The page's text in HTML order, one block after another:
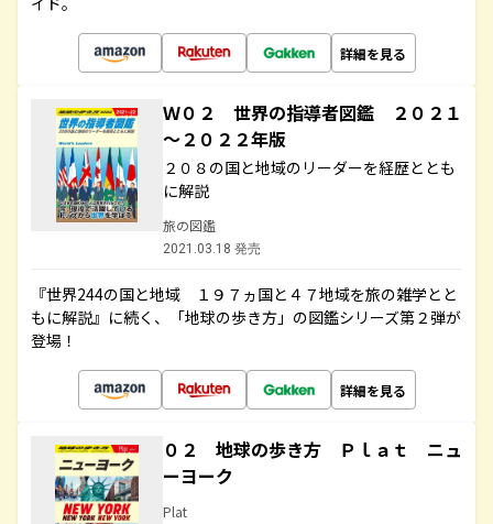
詳細を見る
Ｗ０２ 世界の指導者図鑑 ２０２１
～２０２２年版
２０８の国と地域のリーダーを経歴ととも
に解説
旅の図鑑
2021.03.18 発売
『世界244の国と地域 １９７ヵ国と４７地域を旅の雑学とと
もに解説』に続く、「地球の歩き方」の図鑑シリーズ第２弾が
登場！
詳細を見る
０２ 地球の歩き方 Ｐｌａｔ ニュ
ーヨーク
Plat